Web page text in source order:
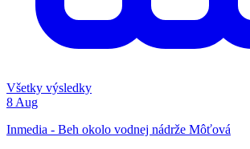
Všetky výsledky
8 Aug
Inmedia - Beh okolo vodnej nádrže Môťová